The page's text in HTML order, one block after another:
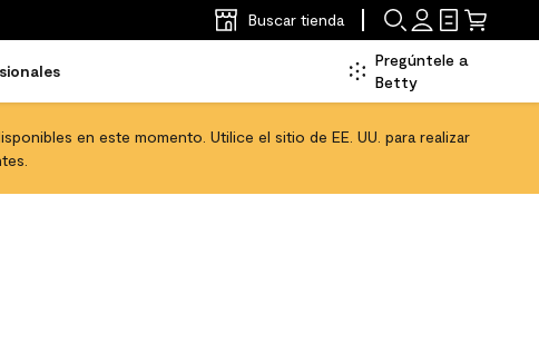
Buscar tienda
Pregúntele a
Betty
en este momento. Utilice el sitio de EE. UU. para realizar